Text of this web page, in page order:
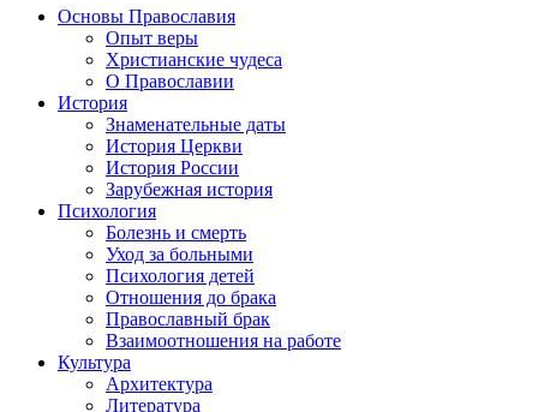
Основы Православия
Опыт веры
Христианские чудеса
О Православии
История
Знаменательные даты
История Церкви
История России
Зарубежная история
Психология
Болезнь и смерть
Уход за больными
Психология детей
Отношения до брака
Православный брак
Взаимоотношения на работе
Культура
Архитектура
Литература